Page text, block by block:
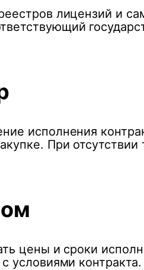
лицензий и
исполнения
При
цены и сроки
условиями контракта.